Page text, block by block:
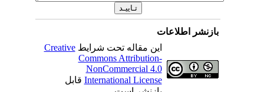
بازنشر اطلاعات
این مقاله تحت شرایطCreative
Commons Attribution-
NonCommercial 4.0
International Licenseقابل